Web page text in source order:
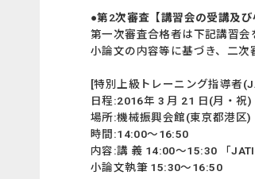
●第2次審査【講習会の受講及び
第一次審査合格者は下記講習会
小論文の内容等に基づき、二次
[特別上級トレーニング指導者
日程:2016年 3 月 21 日(月・祝)
場所:機械振興会館(東京都港区)
時間:14:00～16:50
内容:講 義 14:00～15:30 「
小論文執筆 15:30～16:50